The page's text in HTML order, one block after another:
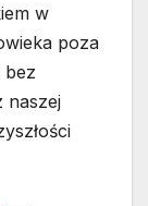
w
poza
bez
naszej